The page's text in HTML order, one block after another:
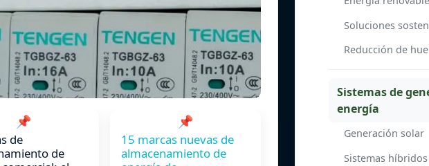
📌
de
de
📌
15 marcas nuevas de
almacenamiento de
Soluciones
Reducción de
Sistemas de
energía
Generación solar
Sistemas híbridos